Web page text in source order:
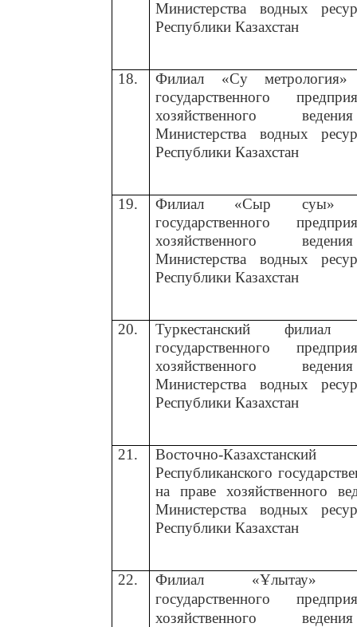
Министерства водных
Республики Казахстан
18.
Филиал «Су метрология»
государственного
хозяйственного
Министерства водных
Республики Казахстан
19. Филиал «Сыр
государственного
хозяйственного
Министерства водных
Республики Казахстан
20.
Туркестанский филиал
государственного
хозяйственного
Министерства водных
Республики Казахстан
21.
Восточно-
Республиканского
на праве хозяйственного
Министерства водных
Республики Казахстан
22.
Филиал «Ұлытау»
государственного
хозяйственного